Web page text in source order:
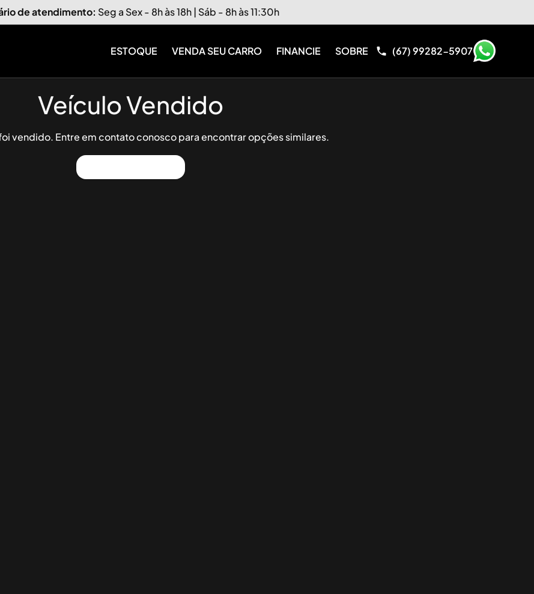
de atendimento: Seg a Sex - 8h às 18h | Sáb - 8h às 11:30h
ESTOQUE VENDA SEU CARRO FINANCIE SOBRE (67) 99282-5907
Veículo Vendido
vendido. Entre em contato conosco para encontrar opções similares.